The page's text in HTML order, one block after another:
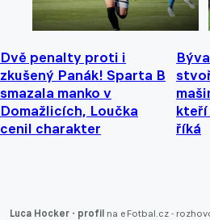
Dvě penalty proti i
zkušený Panák! Sparta B
smazala manko v
Domažlicích, Loučka
cenil charakter
kteří
říká
Luca Hocker - profil na eFotbal.cz -